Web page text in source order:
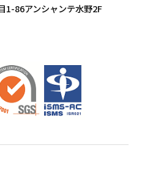
1-86アンシャンテ水野2F